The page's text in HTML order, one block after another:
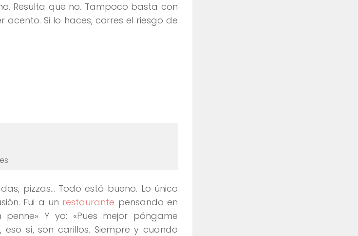
Resulta que no. Tampoco basta con
Si lo haces, corres el riesgo de
pizzas… Todo está bueno. Lo único
Fui a un restaurante pensando en
penne» Y yo: «Pues mejor póngame
sí, son carillos. Siempre y cuando